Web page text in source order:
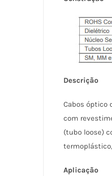
Descrição
Cabos óptico
com
(tubo loose)
Aplicação